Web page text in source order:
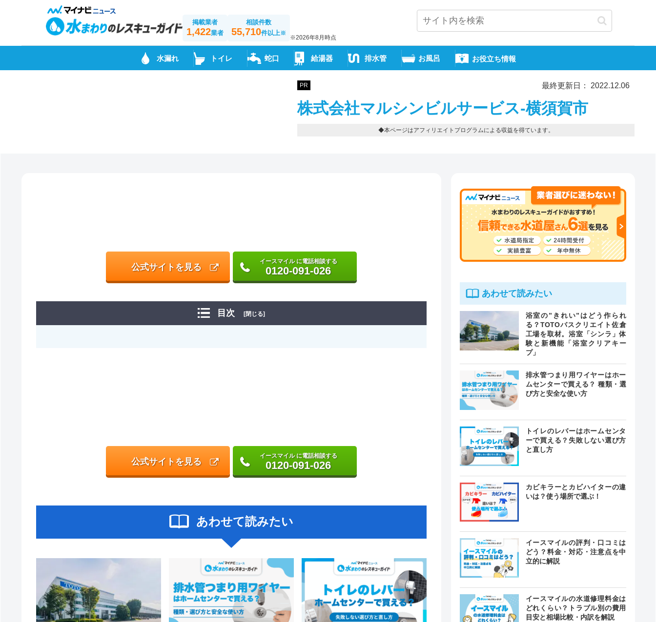
掲載業者
1,422業者
相談件数
55,710件以上※
※2026年8月時点
水漏れ トイレ 蛇口 給湯器 排水管 お風呂 お役立ち情報
PR 最終更新日： 2022.12.06
株式会社マルシンビルサービス-横須賀市
◆本ページはアフィリエイトプログラムによる収益を得ています。
公式サイトを見る
イースマイル に電話相談する
0120-091-026
目次 [閉じる]
公式サイトを見る
イースマイル に電話相談する
0120-091-026
あわせて読みたい
あわせて読みたい
浴室の”きれい”はどう作られ
る？TOTOバスクリエイト佐倉
工場を取材。浴室「シンラ」体
験と新機能「浴室クリアキー
プ」
排水管つまり用ワイヤーはホー
ムセンターで買える？ 種類・選
び方と安全な使い方
トイレのレバーはホームセンタ
ーで買える？失敗しない選び方
と直し方
カビキラーとカビハイターの違
いは？使う場所で選ぶ！
イースマイルの評判・口コミは
どう？料金・対応・注意点を中
立的に解説
イースマイルの水道修理料金は
どれくらい？トラブル別の費用
目安と相場比較・内訳を解説